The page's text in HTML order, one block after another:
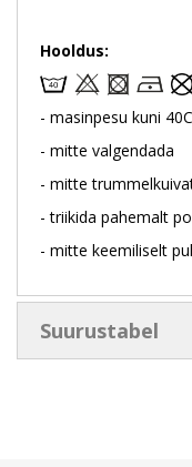
Hooldus:
- masinpesu kuni 40C
- mitte valgendada
- mitte
- triikida pahemalt
- mitte keemiliselt
Suurustabel